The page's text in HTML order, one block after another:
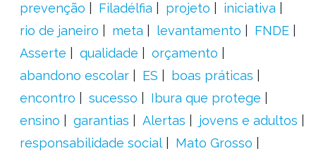
prevenção
Filadélfia projeto
iniciativa
rio de janeiro
meta levantamento
FNDE
Asserte
qualidade
orçamento
abandono escolar
ES
boas práticas
encontro
sucesso
Ibura que protege
ensino
garantias Alertas
jovens e adultos
responsabilidade social
Mato Grosso